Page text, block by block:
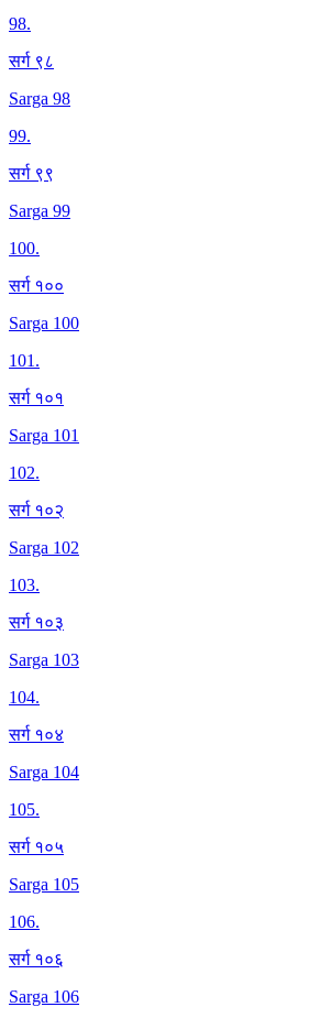
98.
सर्ग ९८
Sarga 98
99.
सर्ग ९९
Sarga 99
100.
सर्ग १००
Sarga 100
101.
सर्ग १०१
Sarga 101
102.
सर्ग १०२
Sarga 102
103.
सर्ग १०३
Sarga 103
104.
सर्ग १०४
Sarga 104
105.
सर्ग १०५
Sarga 105
106.
सर्ग १०६
Sarga 106